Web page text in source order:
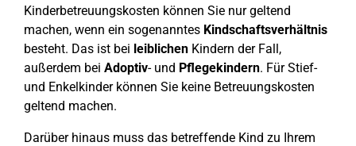
Kinderbetreuungskosten können Sie nur geltend
machen, wenn ein sogenanntes Kindschaftsverhältnis
besteht. Das ist bei leiblichen Kindern der Fall,
außerdem bei Adoptiv- und Pflegekindern. Für Stief-
und Enkelkinder können Sie keine Betreuungskosten
geltend machen.
Darüber hinaus muss das betreffende Kind zu Ihrem